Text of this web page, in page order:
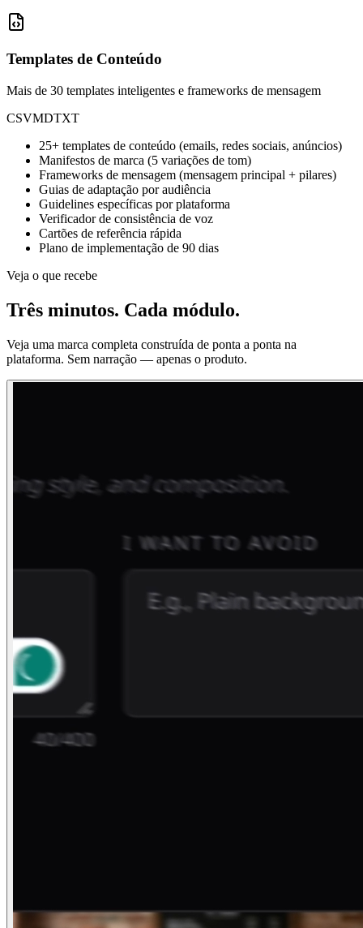
Templates de Conteúdo
Mais de 30 templates inteligentes e frameworks de mensagem
CSVMDTXT
25+ templates de conteúdo (emails, redes sociais, anúncios)
Manifestos de marca (5 variações de tom)
Frameworks de mensagem (mensagem principal + pilares)
Guias de adaptação por audiência
Guidelines específicas por plataforma
Verificador de consistência de voz
Cartões de referência rápida
Plano de implementação de 90 dias
Veja o que recebe
Três minutos. Cada módulo.
Veja uma marca completa construída de ponta a ponta na
plataforma. Sem narração — apenas o produto.